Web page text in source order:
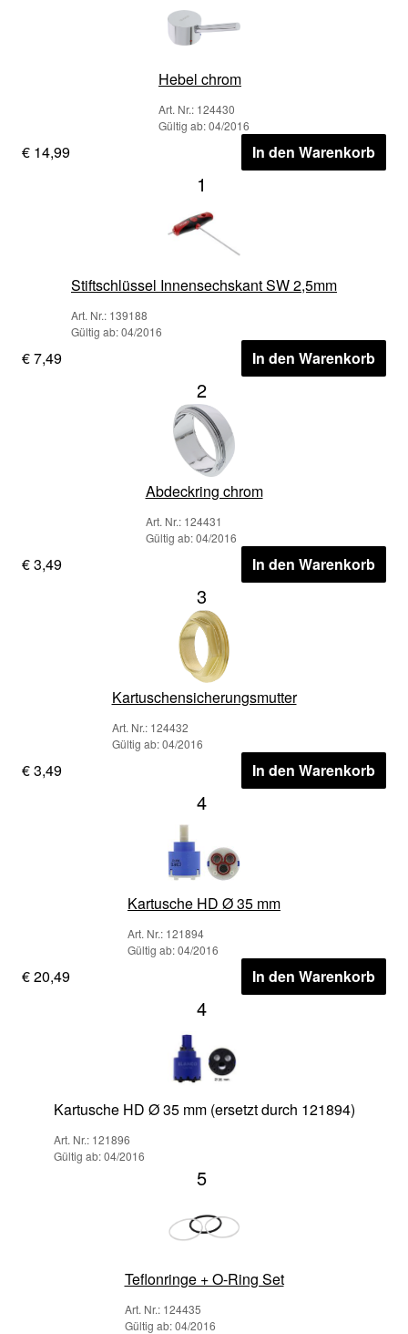
Hebel chrom
Art. Nr.: 124430
Gültig ab: 04/2016
€ 14,99 In den Warenkorb
1
Stiftschlüssel Innensechskant SW 2,5mm
Art. Nr.: 139188
Gültig ab: 04/2016
€ 7,49 In den Warenkorb
2
Abdeckring chrom
Art. Nr.: 124431
Gültig ab: 04/2016
€ 3,49 In den Warenkorb
3
Kartuschensicherungsmutter
Art. Nr.: 124432
Gültig ab: 04/2016
€ 3,49 In den Warenkorb
4
Kartusche HD Ø 35 mm
Art. Nr.: 121894
Gültig ab: 04/2016
€ 20,49 In den Warenkorb
4
Kartusche HD Ø 35 mm (ersetzt durch 121894)
Art. Nr.: 121896
Gültig ab: 04/2016
5
Teflonringe + O-Ring Set
Art. Nr.: 124435
Gültig ab: 04/2016